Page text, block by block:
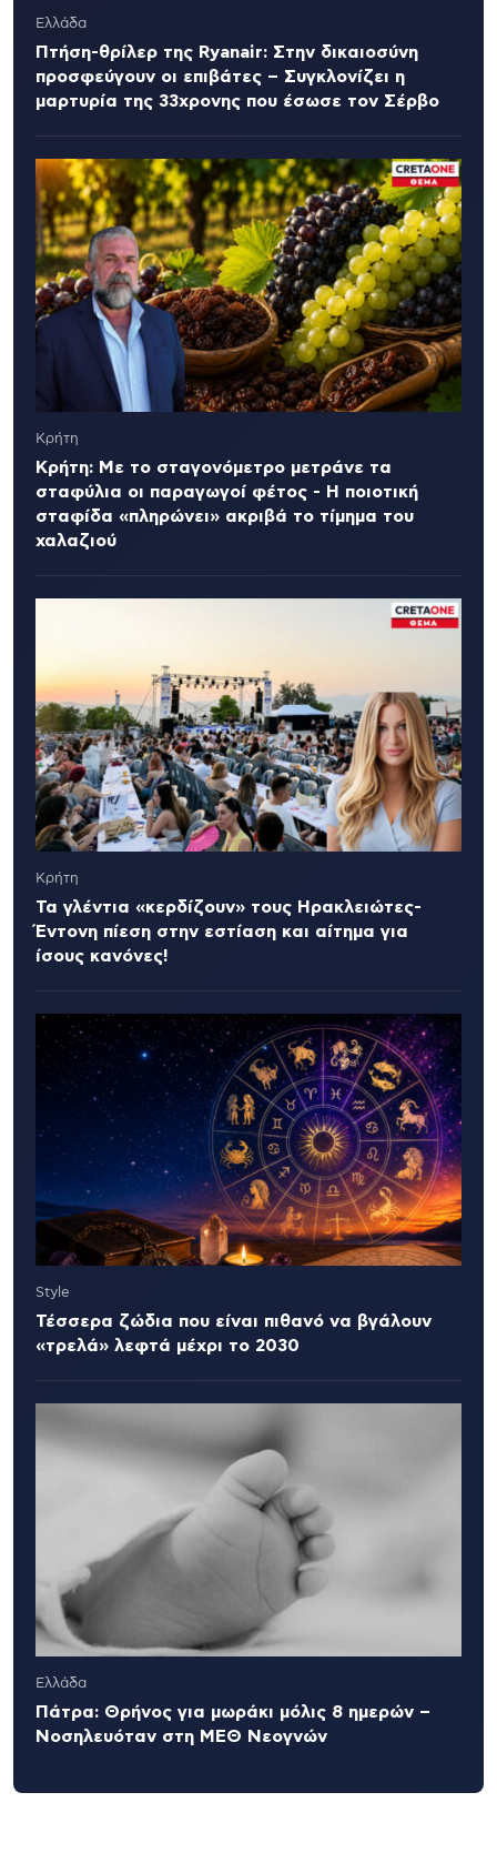
Ελλάδα
Πτήση-θρίλερ της Ryanair: Στην δικαιοσύνη
προσφεύγουν οι επιβάτες – Συγκλονίζει η
μαρτυρία της 33χρονης που έσωσε τον Σέρβο
Κρήτη
Κρήτη: Με το σταγονόμετρο μετράνε τα
σταφύλια οι παραγωγοί φέτος - Η ποιοτική
σταφίδα «πληρώνει» ακριβά το τίμημα του
χαλαζιού
Κρήτη
Τα γλέντια «κερδίζουν» τους Ηρακλειώτες-
Έντονη πίεση στην εστίαση και αίτημα για
ίσους κανόνες!
Style
Τέσσερα ζώδια που είναι πιθανό να βγάλουν
«τρελά» λεφτά μέχρι το 2030
Ελλάδα
Πάτρα: Θρήνος για μωράκι μόλις 8 ημερών –
Νοσηλευόταν στη ΜΕΘ Νεογνών